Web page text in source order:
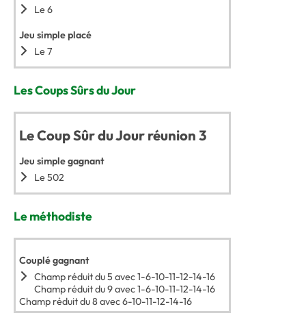
Le 6
Jeu simple placé
Le 7
Les Coups Sûrs du Jour
Le Coup Sûr du Jour réunion 3
Jeu simple gagnant
Le 502
Le méthodiste
Couplé gagnant
Champ réduit du 5 avec 1-6-10-11-12-14-16
Champ réduit du 9 avec 1-6-10-11-12-14-16
Champ réduit du 8 avec 6-10-11-12-14-16